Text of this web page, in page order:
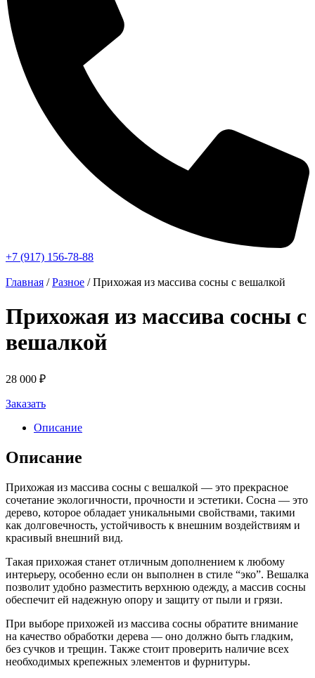
+7 (917) 156-78-88
Главная /Разное / Прихожая из массива сосны с вешалкой
Прихожая из массива сосны с
вешалкой
28 000 ₽
Заказать
Описание
Описание
Прихожая из массива сосны с вешалкой — это прекрасное
сочетание экологичности, прочности и эстетики. Сосна — это
дерево, которое обладает уникальными свойствами, такими
как долговечность, устойчивость к внешним воздействиям и
красивый внешний вид.
Такая прихожая станет отличным дополнением к любому
интерьеру, особенно если он выполнен в стиле “эко”. Вешалка
позволит удобно разместить верхнюю одежду, а массив сосны
обеспечит ей надежную опору и защиту от пыли и грязи.
При выборе прихожей из массива сосны обратите внимание
на качество обработки дерева — оно должно быть гладким,
без сучков и трещин. Также стоит проверить наличие всех
необходимых крепежных элементов и фурнитуры.